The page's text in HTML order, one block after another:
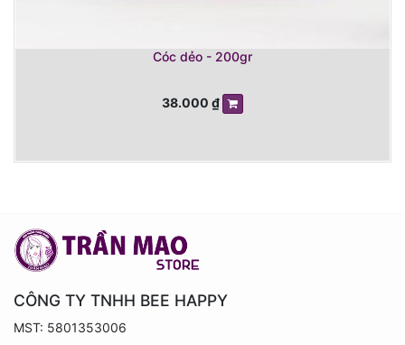
Cóc dẻo - 200gr
38.000 ₫
CÔNG TY TNHH BEE HAPPY
MST: 5801353006